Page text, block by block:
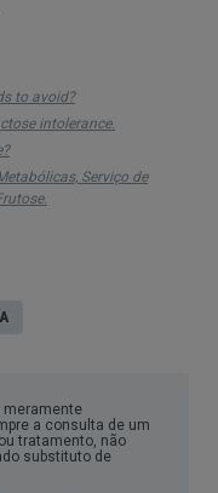
causas e
do tipo de
à frutose
geral que se
a
causas variam
to avoid?
intolerance.
Serviço de
meramente
a consulta de um
tratamento, não
substituto de